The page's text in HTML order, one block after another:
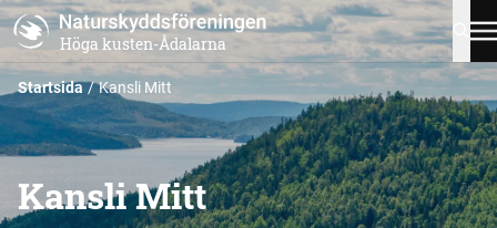
Höga kusten-Ådalarna
Startsida Kansli Mitt
Kansli Mitt